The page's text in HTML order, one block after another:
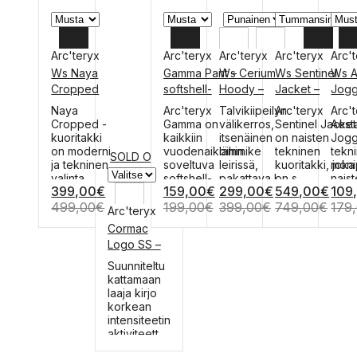
L
S
Arc'teryx
Ws Naya
Cropped
Jacket –
kuoritakki
Tällä
tuotteella
on
useampi
muunnelma.
Voit
tehdä
valinnat
tuotteen
sivulla.
Naya
Cropped -
kuoritakki
on moderni
ja tekninen
valinta
aktiiviseen...
399,00€
499,00€
SOLD OUT
XL
M
S
Arc'teryx
Cormac
Logo SS –
tekninen t-
paita
Tällä
tuotteella
on
useampi
muunnelma.
Voit
Suunniteltu
kattamaan
laaja kirjo
korkean
intensiteetin
aktiviteett...
30
34
36
Arc'teryx
Gamma Pant –
softshell-
housut
Tällä
tuotteella
on
useampi
muunnelma.
Voit
tehdä
valinnat
tuotteen
sivulla.
Arc'teryx
Gamma on
kaikkiin
vuodenaikoihin
soveltuva
softshell-
hous...
159,00€
199,00€
L
M
S
Arc'teryx
Ws Cerium
Hoody –
untuvatakki
Tällä
tuotteella
on
useampi
muunnelma.
Voit
tehdä
valinnat
tuotteen
sivulla.
Talvikiipeilyn
välikerros,
itsenäinen
lämmike
leirissä,
pakattava l...
299,00€
399,00€
L
S
Arc'teryx
Ws Sentinel
Jacket –
laskutakki
Tällä
tuotteella
on
useampi
muunnelma.
Voit
tehdä
valinnat
tuotteen
sivulla.
Arc'teryx
Sentinel Jacket
on naisten
tekninen
kuoritakki, joka
on s...
549,00€
749,00€
8
Ws
t
Tällä
on
Voit